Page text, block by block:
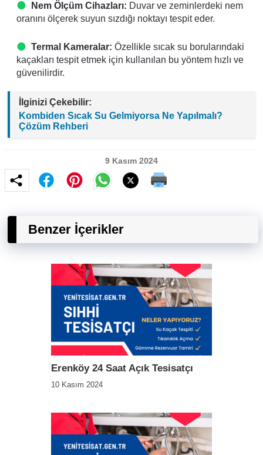
Nem Ölçüm Cihazları: Duvar ve zeminlerdeki nem
oranını ölçerek suyun sızdığı noktayı tespit eder.
Termal Kameralar: Özellikle sıcak su borularındaki
kaçakları tespit etmek için kullanılan bu yöntem hızlı ve
güvenilirdir.
İlginizi Çekebilir:
Kombiden Sıcak Su Gelmiyorsa Ne Yapılmalı?
Çözüm Rehberi
9 Kasım 2024
Benzer İçerikler
Erenköy 24 Saat Açık Tesisatçı
10 Kasım 2024